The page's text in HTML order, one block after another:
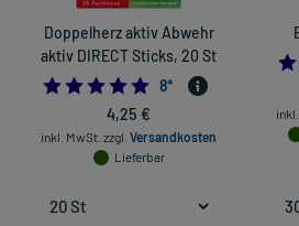
Doppelherz aktiv Abwehr
aktiv DIRECT Sticks, 20 St
5.0
8*
4,25 €
inkl. MwSt. zzgl. Versandkosten
Lieferbar